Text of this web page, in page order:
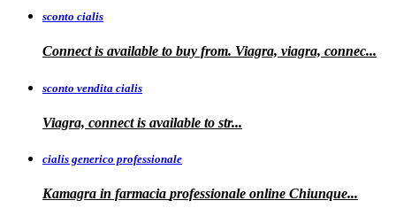
sconto cialis
Connect is available to buy from. Viagra, viagra, connec...
sconto vendita cialis
Viagra, connect is available to str...
cialis generico professionale
Kamagra in farmacia professionale online Chiunque...